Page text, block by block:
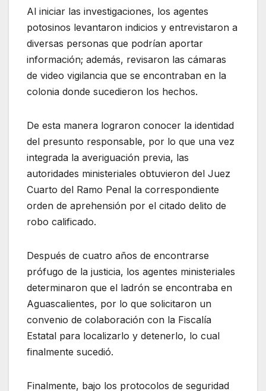
Al iniciar las investigaciones, los agentes
potosinos levantaron indicios y entrevistaron a
diversas personas que podrían aportar
información; además, revisaron las cámaras
de video vigilancia que se encontraban en la
colonia donde sucedieron los hechos.
De esta manera lograron conocer la identidad
del presunto responsable, por lo que una vez
integrada la averiguación previa, las
autoridades ministeriales obtuvieron del Juez
Cuarto del Ramo Penal la correspondiente
orden de aprehensión por el citado delito de
robo calificado.
Después de cuatro años de encontrarse
prófugo de la justicia, los agentes ministeriales
determinaron que el ladrón se encontraba en
Aguascalientes, por lo que solicitaron un
convenio de colaboración con la Fiscalía
Estatal para localizarlo y detenerlo, lo cual
finalmente sucedió.
Finalmente, bajo los protocolos de seguridad